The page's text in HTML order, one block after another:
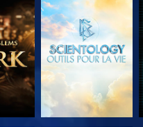
DÉCOUVRIR
LES SÉRIES